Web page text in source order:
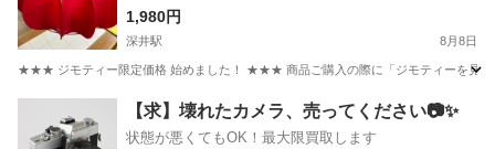
1,980円
深井駅 8月8日
★★★ ジモティー限定価格 始めました！ ★★★ 商品ご購入の際に「ジモティーを見た
深井駅 季節、空調家電 ジャングル
【求】壊れたカメラ、売ってください📷✨
状態が悪くてもOK！最大限買取します